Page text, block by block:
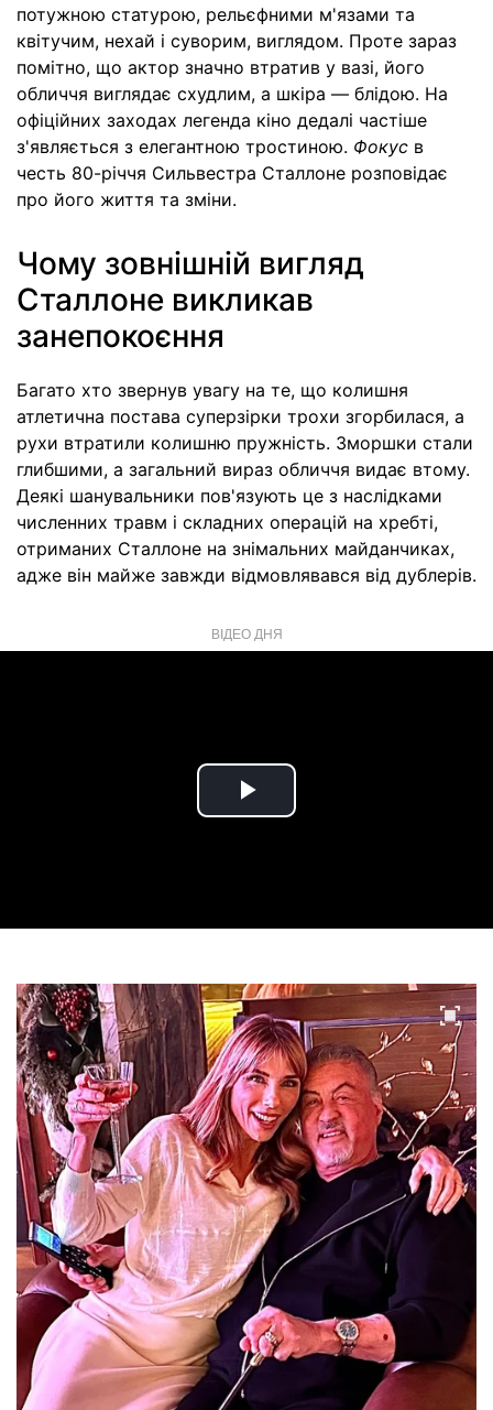
потужною статурою, рельєфними м'язами та
квітучим, нехай і суворим, виглядом. Проте зараз
помітно, що актор значно втратив у вазі, його
обличчя виглядає схудлим, а шкіра — блідою. На
офіційних заходах легенда кіно дедалі частіше
з'являється з елегантною тростиною. Фокус в
честь 80-річчя Сильвестра Сталлоне розповідає
про його життя та зміни.
Чому зовнішній вигляд
Сталлоне викликав
занепокоєння
Багато хто звернув увагу на те, що колишня
атлетична постава суперзірки трохи згорбилася, а
рухи втратили колишню пружність. Зморшки стали
глибшими, а загальний вираз обличчя видає втому.
Деякі шанувальники пов'язують це з наслідками
численних травм і складних операцій на хребті,
отриманих Сталлоне на знімальних майданчиках,
адже він майже завжди відмовлявався від дублерів.
ВІДЕО ДНЯ
Play